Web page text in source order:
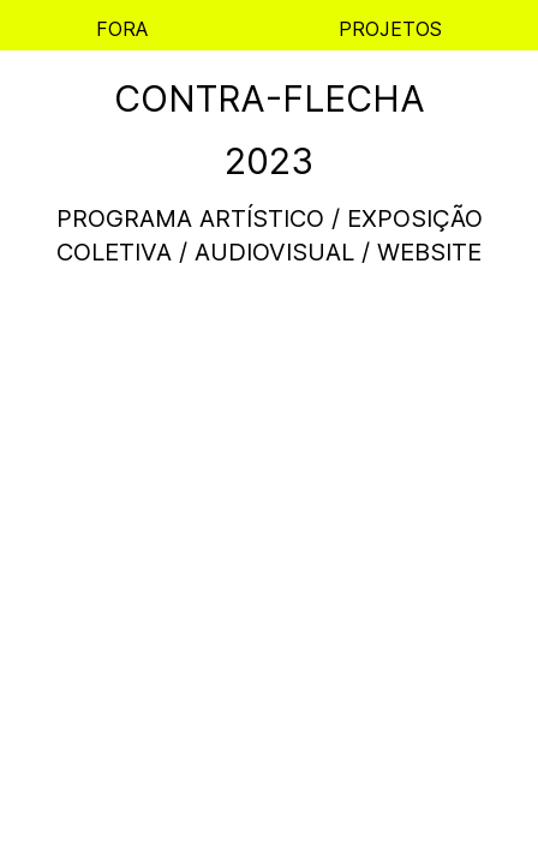
FORA PROJETOS
CONTRA-FLECHA
2023
PROGRAMA ARTÍSTICO / EXPOSIÇÃO
COLETIVA / AUDIOVISUAL / WEBSITE